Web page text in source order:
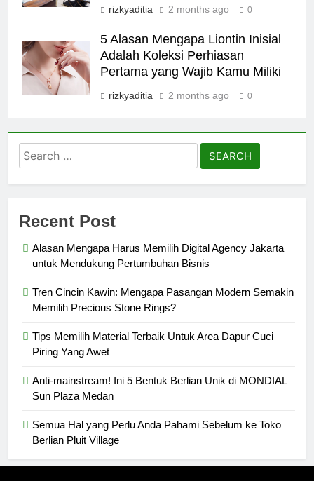
rizkyaditia 2 months ago 0
5 Alasan Mengapa Liontin Inisial
Adalah Koleksi Perhiasan
Pertama yang Wajib Kamu Miliki
rizkyaditia 2 months ago 0
Search
for:
Recent Post
Alasan Mengapa Harus Memilih Digital Agency Jakarta
untuk Mendukung Pertumbuhan Bisnis
Tren Cincin Kawin: Mengapa Pasangan Modern Semakin
Memilih Precious Stone Rings?
Tips Memilih Material Terbaik Untuk Area Dapur Cuci
Piring Yang Awet
Anti-mainstream! Ini 5 Bentuk Berlian Unik di MONDIAL
Sun Plaza Medan
Semua Hal yang Perlu Anda Pahami Sebelum ke Toko
Berlian Pluit Village